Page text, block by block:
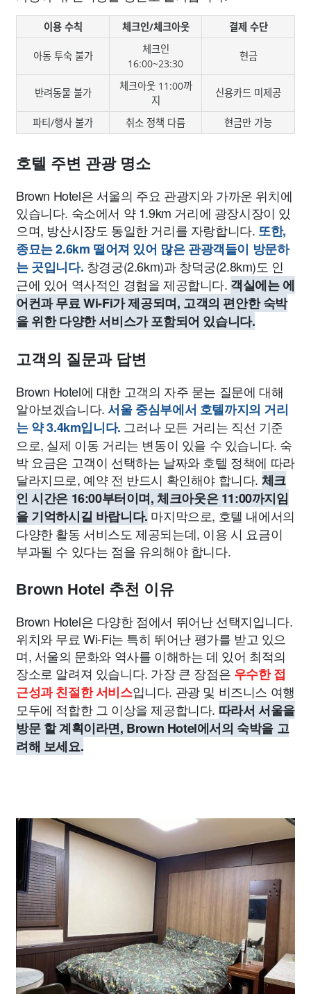
이용 수칙 체크인/체크아웃 결제 수단
아동 투숙 불가
체크인
16:00~23:30
현금
반려동물 불가
체크아웃 11:00까
지
신용카드 미제공
파티/행사 불가 취소 정책 다름 현금만 가능
호텔 주변 관광 명소
Brown Hotel은 서울의 주요 관광지와 가까운 위치에
있습니다. 숙소에서 약 1.9km 거리에 광장시장이 있
으며, 방산시장도 동일한 거리를 자랑합니다. 또한,
종묘는 2.6km 떨어져 있어 많은 관광객들이 방문하
는 곳입니다. 창경궁(2.6km)과 창덕궁(2.8km)도 인
근에 있어 역사적인 경험을 제공합니다. 객실에는 에
어컨과 무료 Wi-Fi가 제공되며, 고객의 편안한 숙박
을 위한 다양한 서비스가 포함되어 있습니다.
고객의 질문과 답변
Brown Hotel에 대한 고객의 자주 묻는 질문에 대해
알아보겠습니다.서울 중심부에서 호텔까지의 거리
는 약 3.4km입니다. 그러나 모든 거리는 직선 기준
으로, 실제 이동 거리는 변동이 있을 수 있습니다. 숙
박 요금은 고객이 선택하는 날짜와 호텔 정책에 따라
달라지므로, 예약 전 반드시 확인해야 합니다. 체크
인 시간은 16:00부터이며, 체크아웃은 11:00까지임
을 기억하시길 바랍니다. 마지막으로, 호텔 내에서의
다양한 활동 서비스도 제공되는데, 이용 시 요금이
부과될 수 있다는 점을 유의해야 합니다.
Brown Hotel 추천 이유
Brown Hotel은 다양한 점에서 뛰어난 선택지입니다.
위치와 무료 Wi-Fi는 특히 뛰어난 평가를 받고 있으
며, 서울의 문화와 역사를 이해하는 데 있어 최적의
장소로 알려져 있습니다. 가장 큰 장점은 우수한 접
근성과 친절한 서비스입니다. 관광 및 비즈니스 여행
모두에 적합한 그 이상을 제공합니다. 따라서 서울을
방문 할 계획이라면, Brown Hotel에서의 숙박을 고
려해 보세요.